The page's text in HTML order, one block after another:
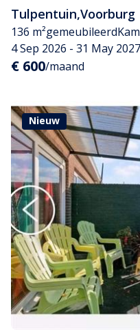
Tulpentuin,Voorburg
136 m²gemeubileerd
4 Sep 2026 - 31 May 2027
€ 600/maand
Nieuw